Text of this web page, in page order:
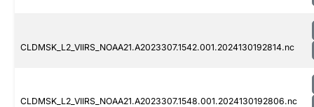
CLDMSK_L2_VIIRS_NOAA21.A2023307.1542.001.2024130192814.nc
CLDMSK_L2_VIIRS_NOAA21.A2023307.1548.001.2024130192806.nc